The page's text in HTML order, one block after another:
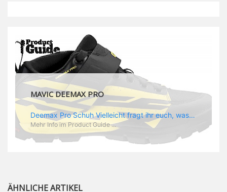
MAVIC DEEMAX PRO
Deemax Pro Schuh Vielleicht fragt ihr euch, was ein Schuh mit Deemax zu tun hat? Nun, hier spielt vor allem der Einsatzzweck eine Rolle: Deemax steht für Gravity pur und dafür ist auch der neue Schuh gedacht, der vor allem den Ideen von Downhill Legende Fabien Barel entspricht. Der Schuh soll ganz der Deemax Philosophie entsprechen: kompromisslose Funktion, effizient und hoher Komfort standen auf der Wunschliste von Fabien. Und das kam dabei heraus: - die neue „Energy Grip AM“ Sohle bietet maximale Stabilität und optimalen Grip auf dem Pedal. - die „Ergo Fit“ Innensohle soll super hohen Komfort bieten und optimal sitzen und zwar den ganzen Tag lang. - eine 3D-Mesch-Konstruktion soll den Fuß belüften und sowohl bei Sonne also auch unter kühlen Bedingungen für optimales Fußklima sorgen - die Assymetrische Konstruktion mit höherem Seitenteil innen soll den Knöchel optimal schützen - extra Schutz für die Zehen und die Fersen
Mehr Info im Product Guide ...
ÄHNLICHE ARTIKEL